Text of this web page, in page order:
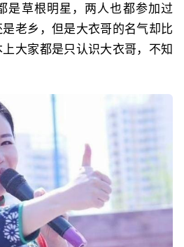
是草根明星，两人也都参加过
是老乡，但是大衣哥的名气却比
大家都是只认识大衣哥，不知